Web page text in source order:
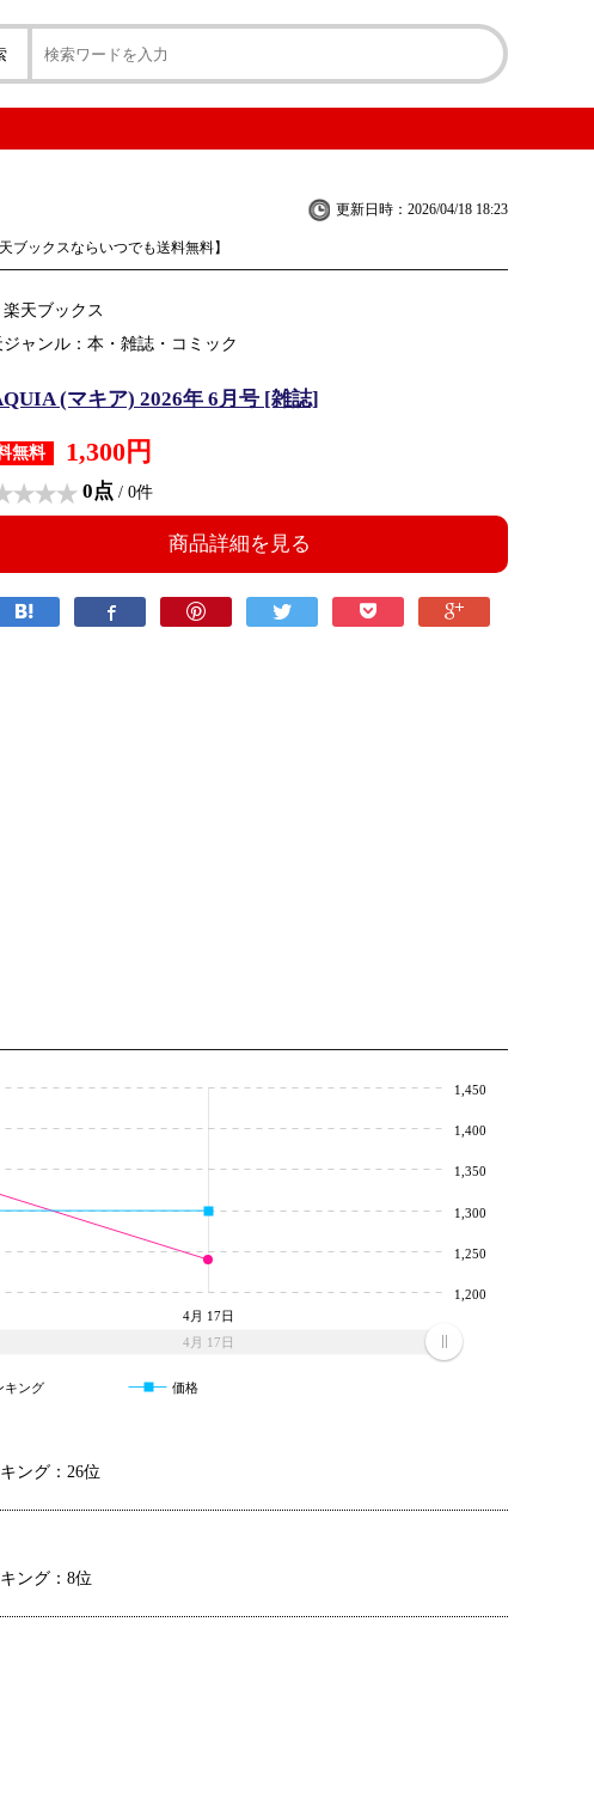
更新日時：2026/04/18 18:23
天ブックスならいつでも送料無料】
楽天ブックス
ジャンル：本・雑誌・コミック
(マキア) 2026年 6月号 [雑誌]
無料 1,300円
0点 / 0件
商品詳細を見る
4月 17日
4月 17日
1,200
1,250
1,300
1,350
1,400
1,450
キング 価格
ング：26位
ング：8位